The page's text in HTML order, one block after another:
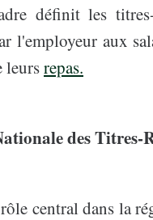
définit les
l'employeur aux
leursrepas.
des Titres-
central dans la